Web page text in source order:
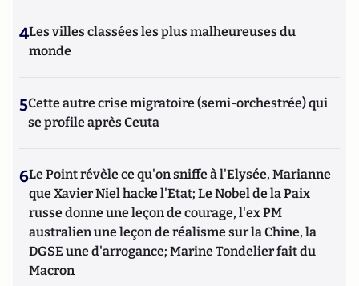
4Les villes classées les plus malheureuses du
monde
5Cette autre crise migratoire (semi-orchestrée) qui
se profile après Ceuta
6Le Point révèle ce qu'on sniffe à l'Elysée, Marianne
que Xavier Niel hacke l'Etat; Le Nobel de la Paix
russe donne une leçon de courage, l'ex PM
australien une leçon de réalisme sur la Chine, la
DGSE une d'arrogance; Marine Tondelier fait du
Macron